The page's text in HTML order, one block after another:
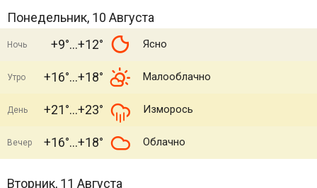
Понедельник, 10 Августа
Ночь +9° +12° Ясно
Утро +16° +18° Малооблачно
День +21° +23° Изморось
Вечер +16° +18° Облачно
Вторник, 11 Августа